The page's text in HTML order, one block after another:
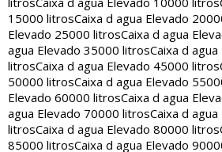
15000 litrosCaixa d agua Elevado
Elevado 25000 litrosCaixa d agua
agua Elevado 35000 litrosCaixa d
litrosCaixa d agua Elevado 45000 litros
50000 litrosCaixa d agua Elevado
Elevado 60000 litrosCaixa d agua
agua Elevado 70000 litrosCaixa d
litrosCaixa d agua Elevado 80000 litros
85000 litrosCaixa d agua Elevado